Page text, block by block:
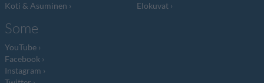
Koti & Asuminen
Elokuvat
Some
YouTube
Facebook
Instagram